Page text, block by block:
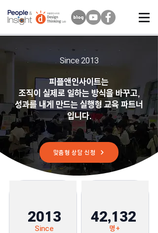
Since 2013
피플앤인사이트는
조직이 실제로 일하는 방식을 바꾸고,
성과를 내게 만드는 실행형 교육 파트너
입니다.
맞춤형 상담 신청
2013
Since
42,132
명+